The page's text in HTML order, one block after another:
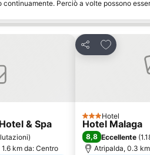
Perciò a volte possono
& Spa
)
km da: Centro
Condividi
Aggiungi
3 StelleHotel
Hotel Malaga
8,8 Eccellente (
Atripalda, 0.3